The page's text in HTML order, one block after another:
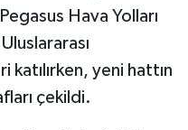
Hava Yolları
katılırken, yeni hattın
çekildi.